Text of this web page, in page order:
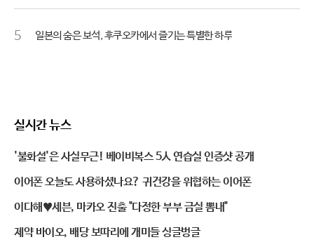
5 일본의 숨은 보석, 후쿠오카에서 즐기는 특별한 하루
실시간 뉴스
'불화설'은 사실무근! 베이비복스 5人 연습실 인증샷 공개
이어폰 오늘도 사용하셨나요? 귀건강을 위협하는 이어폰
이다해♥세븐, 마카오 진출 "다정한 부부 금실 뽐내"
제약 바이오, 배당 보따리에 개미들 싱글벙글